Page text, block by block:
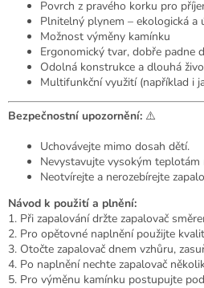
Povrch z pravého korku pro
Plnitelný plynem – ekologická a
Možnost výměny kamínku
Ergonomický tvar, dobře padne
Odolná konstrukce a dlouhá
Multifunkční využití (například i
Bezpečnostní upozornění: ⚠️
Uchovávejte mimo dosah dětí.
Nevystavujte vysokým
Neotvírejte a nerozebírejte
Návod k použití a plnění:
1. Při zapalování držte zapalovač
2. Pro opětovné naplnění použijte
3. Otočte zapalovač dnem vzhůru,
4. Po naplnění nechte zapalovač
5. Pro výměnu kamínku postupujte